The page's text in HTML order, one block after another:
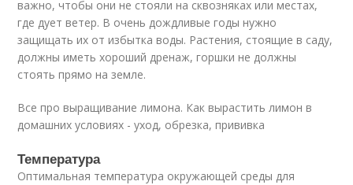
важно, чтобы они не стояли на сквозняках или местах,
где дует ветер. В очень дождливые годы нужно
защищать их от избытка воды. Растения, стоящие в саду,
должны иметь хороший дренаж, горшки не должны
стоять прямо на земле.
Все про выращивание лимона. Как вырастить лимон в
домашних условиях - уход, обрезка, прививка
Температура
Оптимальная температура окружающей среды для